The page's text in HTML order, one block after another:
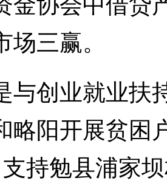
三赢。
创业就业扶
略阳开展贫困
持勉县浦家